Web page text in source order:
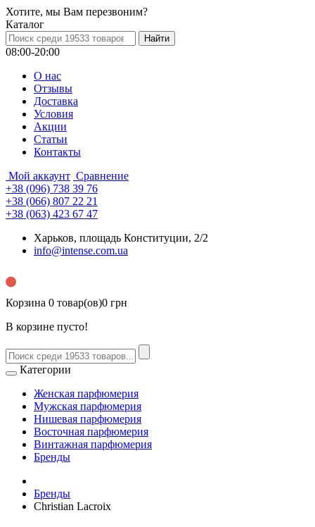
Хотите, мы Вам перезвоним?
Каталог
08:00-20:00
О нас
Отзывы
Доставка
Условия
Aкции
Статьи
Контакты
Мой аккаунт Сравнение
+38 (096) 738 39 76
+38 (066) 807 22 21
+38 (063) 423 67 47
Харьков, площадь Конституции, 2/2
info@intense.com.ua
Корзина 0 товар(ов)0 грн
В корзине пусто!
Категории
Женская парфюмерия
Мужская парфюмерия
Нишевая парфюмерия
Восточная парфюмерия
Винтажная парфюмерия
Бренды
Бренды
Christian Lacroix